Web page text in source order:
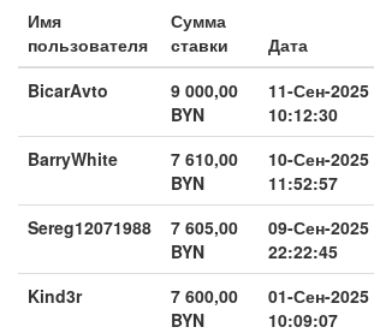
Имя
пользователя
Сумма
ставки
Дата
BicarAvto
9 000,00
BYN
11-Сен-2025
10:12:30
BarryWhite
7 610,00
BYN
10-Сен-2025
11:52:57
Sereg12071988
7 605,00
BYN
09-Сен-2025
22:22:45
Kind3r
7 600,00
BYN
01-Сен-2025
10:09:07